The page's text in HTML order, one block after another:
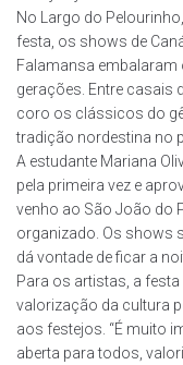
No Largo do
festa, os shows de
Falamansa
gerações. Entre casais
coro os clássicos do
tradição nordestina no
A estudante Mariana
pela primeira vez e
venho ao São João do
organizado. Os shows
dá vontade de ficar a
Para os artistas, a
valorização da cultura
aos festejos. “É muito
aberta para todos,